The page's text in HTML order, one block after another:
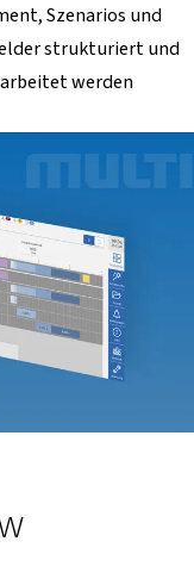
Szenarios und
strukturiert und
werden